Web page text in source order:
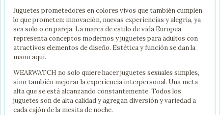
Juguetes prometedores en colores vivos que también cumplen
lo que prometen: innovación, nuevas experiencias y alegría, ya
sea solo o en pareja. La marca de estilo de vida Europea
representa conceptos modernos y juguetes para adultos con
atractivos elementos de diseño. Estética y función se dan la
mano aquí.
WEARWATCH no solo quiere hacer juguetes sexuales simples,
sino también mejorar la experiencia interpersonal. Una meta
alta que se está alcanzando constantemente. Todos los
juguetes son de alta calidad y agregan diversión y variedad a
cada cajón de la mesita de noche.